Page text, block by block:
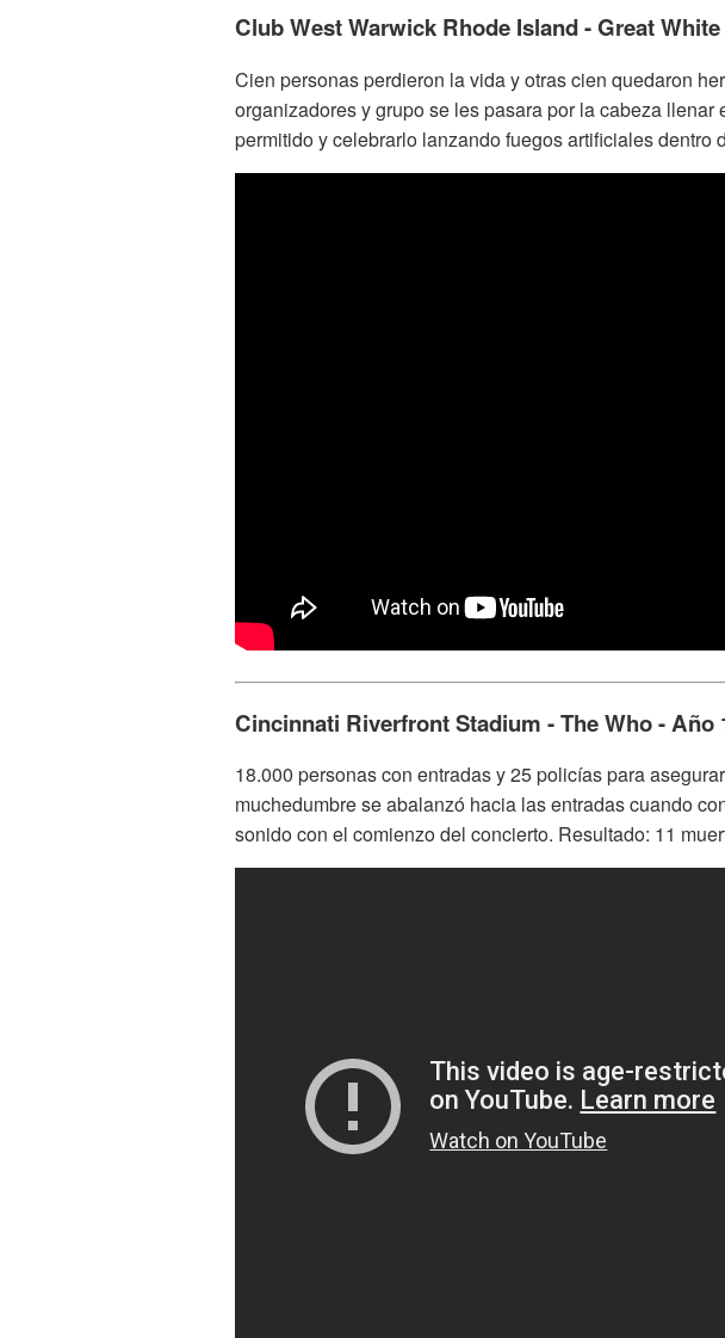
Club West Warwick Rhode Island - Great
Cien personas perdieron la vida y otras cien quedaron
organizadores y grupo se les pasara por la cabeza llenar
permitido y celebrarlo lanzando fuegos artificiales dentro
Cincinnati Riverfront Stadium - The Who - Año
18.000 personas con entradas y 25 policías para
muchedumbre se abalanzó hacia las entradas cuando
sonido con el comienzo del concierto. Resultado: 11